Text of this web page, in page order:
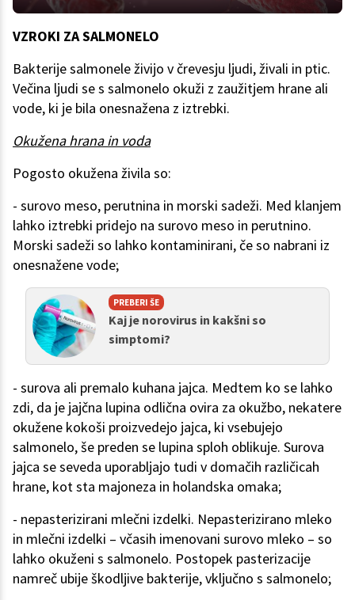
VZROKI ZA SALMONELO
Bakterije salmonele živijo v črevesju ljudi, živali in ptic.
Večina ljudi se s salmonelo okuži z zaužitjem hrane ali
vode, ki je bila onesnažena z iztrebki.
Okužena hrana in voda
Pogosto okužena živila so:
- surovo meso, perutnina in morski sadeži. Med klanjem
lahko iztrebki pridejo na surovo meso in perutnino.
Morski sadeži so lahko kontaminirani, če so nabrani iz
onesnažene vode;
PREBERI ŠE
Kaj je norovirus in kakšni so
simptomi?
- surova ali premalo kuhana jajca. Medtem ko se lahko
zdi, da je jajčna lupina odlična ovira za okužbo, nekatere
okužene kokoši proizvedejo jajca, ki vsebujejo
salmonelo, še preden se lupina sploh oblikuje. Surova
jajca se seveda uporabljajo tudi v domačih različicah
hrane, kot sta majoneza in holandska omaka;
- nepasterizirani mlečni izdelki. Nepasterizirano mleko
in mlečni izdelki – včasih imenovani surovo mleko – so
lahko okuženi s salmonelo. Postopek pasterizacije
namreč ubije škodljive bakterije, vključno s salmonelo;